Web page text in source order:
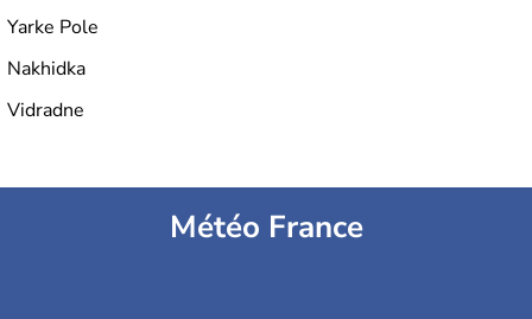
Yarke Pole
Nakhidka
Vidradne
Météo France